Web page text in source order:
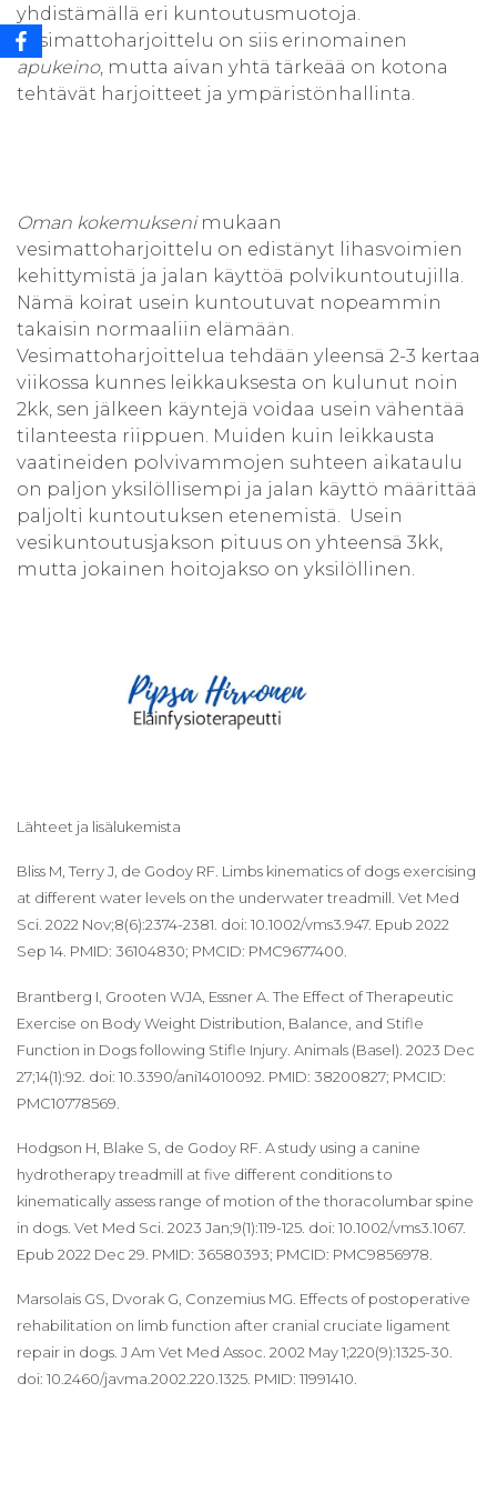
yhdistämällä eri kuntoutusmuotoja.
Vesimattoharjoittelu on siis erinomainen
apukeino, mutta aivan yhtä tärkeää on kotona
tehtävät harjoitteet ja ympäristönhallinta.
Oman kokemuksenimukaan
vesimattoharjoittelu on edistänyt lihasvoimien
kehittymistä ja jalan käyttöä polvikuntoutujilla.
Nämä koirat usein kuntoutuvat nopeammin
takaisin normaaliin elämään.
Vesimattoharjoittelua tehdään yleensä 2-3 kertaa
viikossa kunnes leikkauksesta on kulunut noin
2kk, sen jälkeen käyntejä voidaa usein vähentää
tilanteesta riippuen. Muiden kuin leikkausta
vaatineiden polvivammojen suhteen aikataulu
on paljon yksilöllisempi ja jalan käyttö määrittää
paljolti kuntoutuksen etenemistä. Usein
vesikuntoutusjakson pituus on yhteensä 3kk,
mutta jokainen hoitojakso on yksilöllinen.
Lähteet ja lisälukemista
Bliss M, Terry J, de Godoy RF. Limbs kinematics of dogs exercising
at different water levels on the underwater treadmill. Vet Med
Sci. 2022 Nov;8(6):2374-2381. doi: 10.1002/vms3.947. Epub 2022
Sep 14. PMID: 36104830; PMCID: PMC9677400.
Brantberg I, Grooten WJA, Essner A. The Effect of Therapeutic
Exercise on Body Weight Distribution, Balance, and Stifle
Function in Dogs following Stifle Injury. Animals (Basel). 2023 Dec
27;14(1):92. doi: 10.3390/ani14010092. PMID: 38200827; PMCID:
PMC10778569.
Hodgson H, Blake S, de Godoy RF. A study using a canine
hydrotherapy treadmill at five different conditions to
kinematically assess range of motion of the thoracolumbar spine
in dogs. Vet Med Sci. 2023 Jan;9(1):119-125. doi: 10.1002/vms3.1067.
Epub 2022 Dec 29. PMID: 36580393; PMCID: PMC9856978.
Marsolais GS, Dvorak G, Conzemius MG. Effects of postoperative
rehabilitation on limb function after cranial cruciate ligament
repair in dogs. J Am Vet Med Assoc. 2002 May 1;220(9):1325-30.
doi: 10.2460/javma.2002.220.1325. PMID: 11991410.